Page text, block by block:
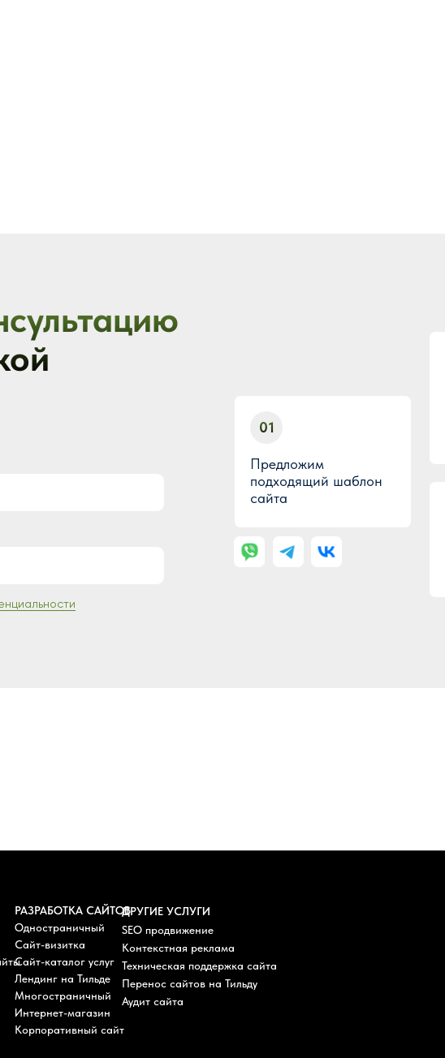
Предложим
подходящий шаблон
сайта
01
РАЗРАБОТКА САЙТОВ
Одностраничный
Сайт-визитка
Сайт-каталог услуг
Лендинг на Тильде
Многостраничный
Интернет-магазин
Корпоративный сайт
ДРУГИЕ УСЛУГИ
SEO продвижение
Контекстная реклама
Техническая поддержка сайта
Перенос сайтов на Тильду
Аудит сайта